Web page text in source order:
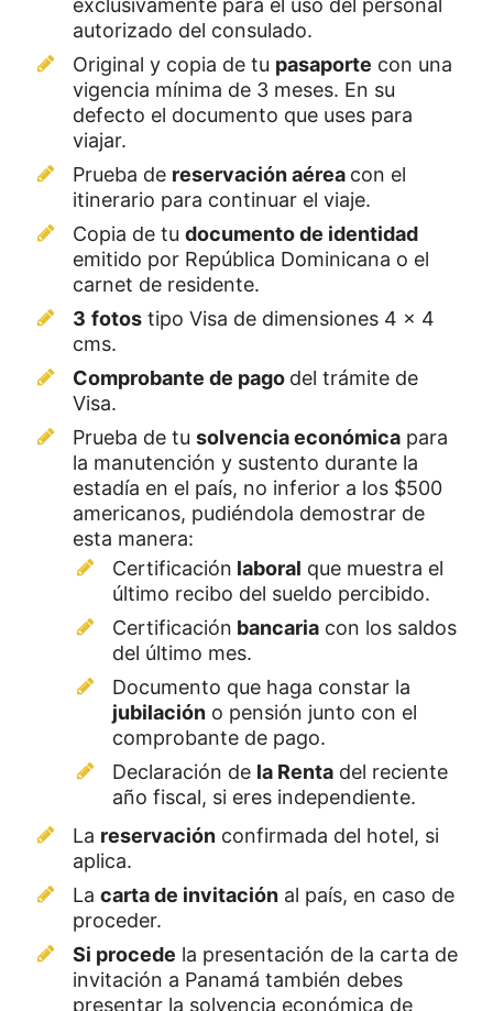
exclusivamente para el uso del personal
autorizado del consulado.
Original y copia de tu pasaporte con una
vigencia mínima de 3 meses. En su
defecto el documento que uses para
viajar.
Prueba de reservación aérea con el
itinerario para continuar el viaje.
Copia de tu documento de identidad
emitido por República Dominicana o el
carnet de residente.
3 fotos tipo Visa de dimensiones 4 x 4
cms.
Comprobante de pago del trámite de
Visa.
Prueba de tu solvencia económica para
la manutención y sustento durante la
estadía en el país, no inferior a los $500
americanos, pudiéndola demostrar de
esta manera:
Certificación laboral que muestra el
último recibo del sueldo percibido.
Certificación bancaria con los saldos
del último mes.
Documento que haga constar la
jubilación o pensión junto con el
comprobante de pago.
Declaración de la Renta del reciente
año fiscal, si eres independiente.
La reservación confirmada del hotel, si
aplica.
La carta de invitación al país, en caso de
proceder.
Si procede la presentación de la carta de
invitación a Panamá también debes
presentar la solvencia económica de